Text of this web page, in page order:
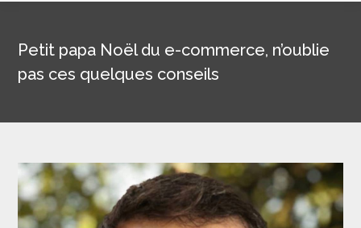
Petit papa Noël du e-commerce, n’oublie
pas ces quelques conseils